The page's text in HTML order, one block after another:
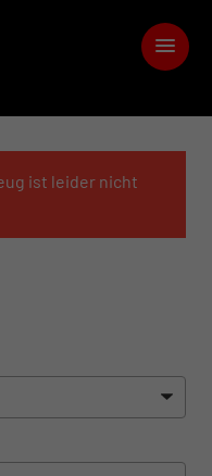
ist leider nicht